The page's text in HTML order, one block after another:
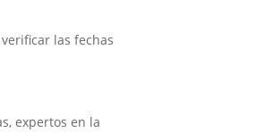
las fechas
expertos en la